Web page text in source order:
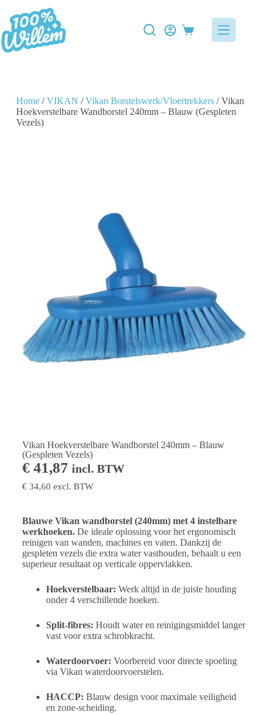
Home/VIKAN /Vikan Borstelswerk/Vloertrekkers/ Vikan
Hoekverstelbare Wandborstel 240mm – Blauw (Gespleten
Vezels)
Vikan Hoekverstelbare Wandborstel 240mm – Blauw
(Gespleten Vezels)
€41,87 incl. BTW
€34,60 excl. BTW
Blauwe Vikan wandborstel (240mm) met 4 instelbare
werkhoeken.De ideale oplossing voor het ergonomisch
reinigen van wanden, machines en vaten. Dankzij de
gespleten vezels die extra water vasthouden, behaalt u een
superieur resultaat op verticale oppervlakken.
Hoekverstelbaar: Werk altijd in de juiste houding
onder 4 verschillende hoeken.
Split-fibres: Houdt water en reinigingsmiddel langer
vast voor extra schrobkracht.
Waterdoorvoer: Voorbereid voor directe spoeling
via Vikan waterdoorvoerstelen.
HACCP: Blauw design voor maximale veiligheid
en zone-scheiding.